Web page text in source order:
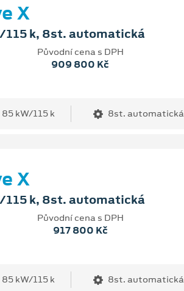
X
115 k, 8st. automatická
Původní cena s DPH
909 800 Kč
85 kW/115 k 8st. automatická
X
115 k, 8st. automatická
Původní cena s DPH
917 800 Kč
85 kW/115 k 8st. automatická